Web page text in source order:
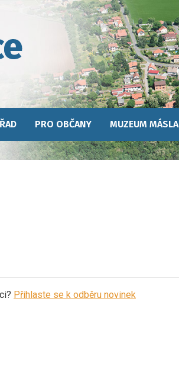
PRO OBČANY MUZEUM MÁSLA
Přihlaste se k odběru novinek